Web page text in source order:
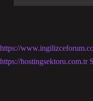
https://
https://hostingsektoru.com.tr